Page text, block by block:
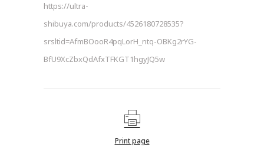
https://ultra-
shibuya.com/products/4526180728535?
srsltid=AfmBOooR4pqLorH_ntq-OBKg2rYG-
BfU9XcZbxQdAfxTFKGT1hgyJQ5w
Print page